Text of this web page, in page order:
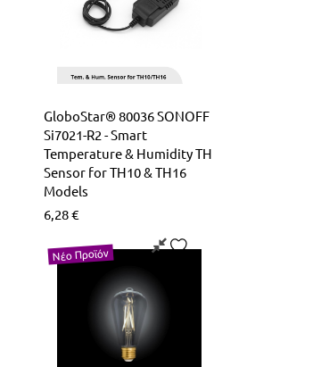
GloboStar® 80036 SONOFF
Si7021-R2 - Smart
Temperature & Humidity TH
Sensor for TH10 & TH16
Models
6,28€
Νέο Προϊόν